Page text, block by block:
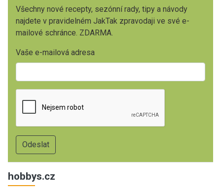
Všechny nové recepty, sezónní rady, tipy a návody
najdete v pravidelném JakTak zpravodaji ve své e-
mailové schránce. ZDARMA.
Vaše e-mailová adresa
hobbys.cz